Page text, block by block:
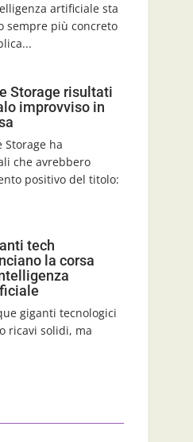
artificiale sta
sempre più concreto
Storage risultati
improvviso in
Storage ha
che avrebbero
positivo del titolo:
tech
la corsa
giganti tecnologici
ricavi solidi, ma